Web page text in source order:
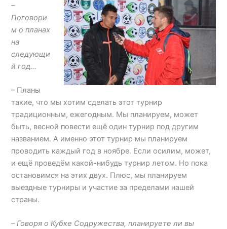
–
Поговори
м о планах
на
следующи
й год…
– Планы
такие, что мы хотим сделать этот турнир
традиционным, ежегодным. Мы планируем, может
быть, весной повести ещё один турнир под другим
названием. А именно этот турнир мы планируем
проводить каждый год в ноябре. Если осилим, может,
и ещё проведём какой-нибудь турнир летом. Но пока
остановимся на этих двух. Плюс, мы планируем
выездные турниры и участие за пределами нашей
страны.
– Говоря о Кубке Содружества, планируете ли вы